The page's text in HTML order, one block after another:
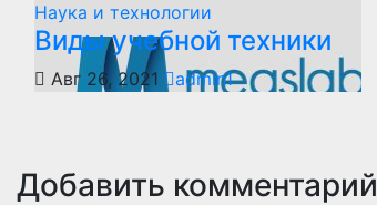
Наука и технологии
Виды учебной техники
Авг 26, 2021 admin1
Добавить комментарий